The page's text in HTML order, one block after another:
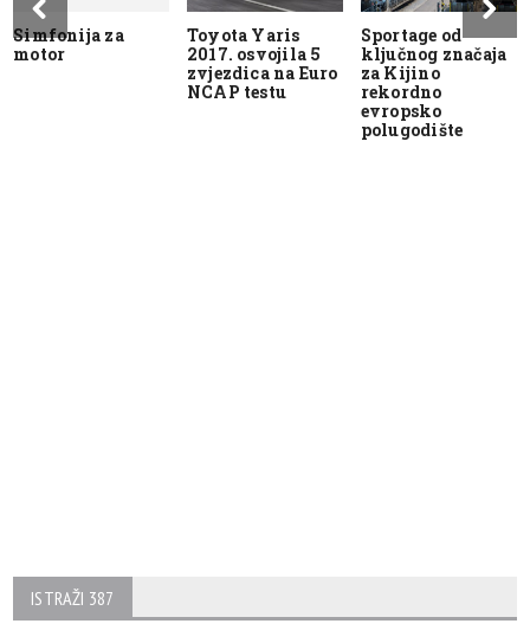
Simfonija za
motor
Toyota Yaris
2017. osvojila 5
zvjezdica na Euro
NCAP testu
Sportage od
ključnog značaja
za Kijino
rekordno
evropsko
polugodište
ISTRAŽI 387